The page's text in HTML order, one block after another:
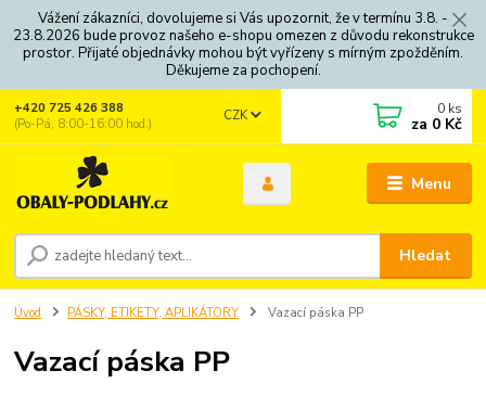
Vážení zákazníci, dovolujeme si Vás upozornit, že v termínu 3.8. -
23.8.2026 bude provoz našeho e-shopu omezen z důvodu rekonstrukce
prostor. Přijaté objednávky mohou být vyřízeny s mírným zpožděním.
Děkujeme za pochopení.
Menu
CZK
Hledat
+420 725 426 388
(Po-Pá, 8:00-16:00 hod.)
0 ks
za 0 Kč
Úvod PÁSKY, ETIKETY, APLIKÁTORY Vazací páska PP
Vazací páska PP